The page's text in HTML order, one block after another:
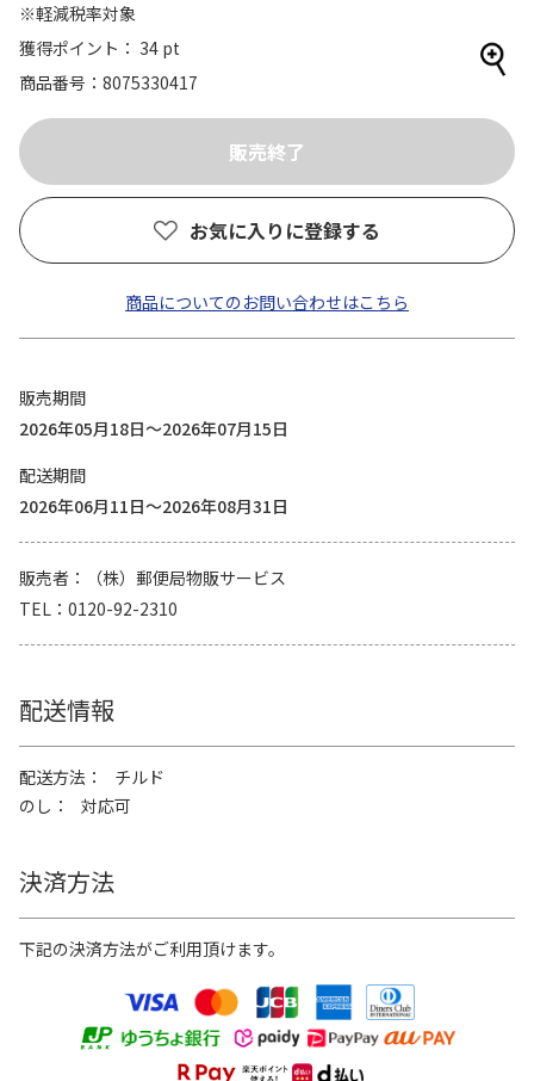
※軽減税率対象
獲得ポイント： 34 pt
商品番号
8075330417
お気に入りに登録する
商品についてのお問い合わせはこちら
販売期間
2026年05月18日～2026年07月15日
配送期間
2026年06月11日～2026年08月31日
販売者
（株）郵便局物販サービス
TEL
0120-92-2310
配送情報
配送方法
チルド
のし
対応可
決済方法
下記の決済方法がご利用頂けます。